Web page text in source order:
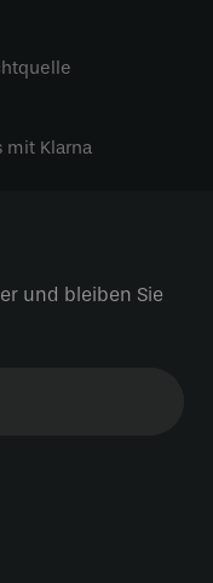
mit Klarna
und bleiben Sie